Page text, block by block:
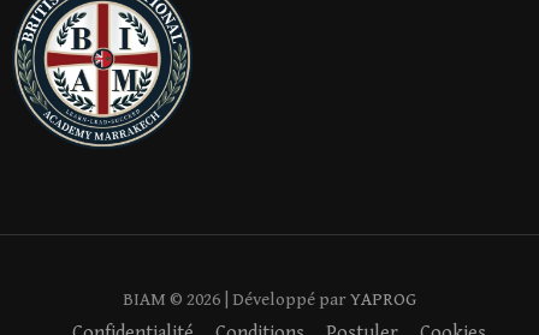
BIAM © 2026 | Développé parYAPROG